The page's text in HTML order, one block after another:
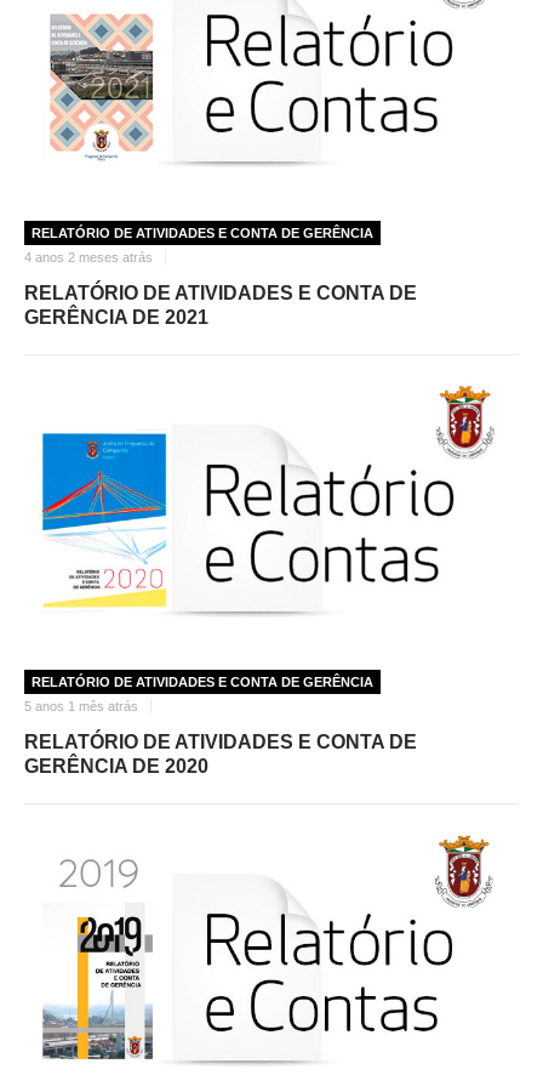
RELATÓRIO DE ATIVIDADES E CONTA DE GERÊNCIA
4 anos 2 meses atrás
RELATÓRIO DE ATIVIDADES E CONTA DE
GERÊNCIA DE 2021
RELATÓRIO DE ATIVIDADES E CONTA DE GERÊNCIA
5 anos 1 mês atrás
RELATÓRIO DE ATIVIDADES E CONTA DE
GERÊNCIA DE 2020